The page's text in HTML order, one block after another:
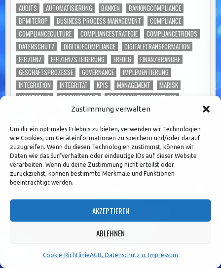
Zustimmung verwalten
Um dir ein optimales Erlebnis zu bieten, verwenden wir Technologien
wie Cookies, um Geräteinformationen zu speichern und/oder darauf
zuzugreifen. Wenn du diesen Technologien zustimmst, können wir
Daten wie das Surfverhalten oder eindeutige IDs auf dieser Website
verarbeiten. Wenn du deine Zustimmung nicht erteilst oder
zurückziehst, können bestimmte Merkmale und Funktionen
beeinträchtigt werden.
AKZEPTIEREN
ABLEHNEN
Cookie-RichtlinieAGB, Datenschutz u. Impressum
AUDITS AUTOMATISIERUNG BANKEN
BANKINGCOMPLIANCE
BPMITEROP
BUSINESS PROCESS MANAGEMENT
COMPLIANCE
COMPLIANCECULTURE
COMPLIANCESTRATEGIE
COMPLIANCETRENDS
DATENSCHUTZ
DIGITALECOMPLIANCE
DIGITALETRANSFORMATION
EFFIZIENZ
EFFIZIENZSTEIGERUNG ERFOLG
FINANZBRANCHE
GESCHÄFTSPROZESSE
GOVERNANCE
IMPLEMENTIERUNG
INTEGRATION
INTEGRITÄT KPIS MANAGEMENT
MARISK
MONITORING
PRODUKTIVITÄT
PROZESSAUTOMATISIERUNG
RISIKEN SCHULUNG SCHULUNGEN
SKALIERBARKEIT
SOFTWARE
TOLERANT SOFTWARE
TONEFROMTHETOP
TRANSPARENZ
UNTERNEHMEN
UNTERNEHMENSKULTUR
VERTRAUEN
WETTBEWERBSFÄHIGKEIT
WORKSHOPS
ZUKUNFTDERCOMPLIANCE
Fachliche Informationen
finden Sie hier: